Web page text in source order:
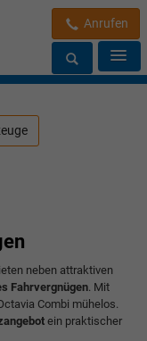
Anrufen
neben attraktiven
Fahrvergnügen . Mit
Combi mühelos.
ein praktischer